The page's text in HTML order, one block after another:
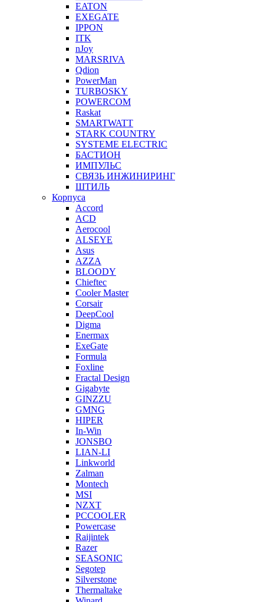
EATON
EXEGATE
IPPON
ITK
nJoy
MARSRIVA
Qdion
PowerMan
TURBOSKY
POWERCOM
Raskat
SMARTWATT
STARK COUNTRY
SYSTEME ELECTRIC
БАСТИОН
ИМПУЛЬС
СВЯЗЬ ИНЖИНИРИНГ
ШТИЛЬ
Корпуса
Accord
ACD
Aerocool
ALSEYE
Asus
AZZA
BLOODY
Chieftec
Cooler Master
Corsair
DeepCool
Digma
Enermax
ExeGate
Formula
Foxline
Fractal Design
Gigabyte
GINZZU
GMNG
HIPER
In-Win
JONSBO
LIAN-LI
Linkworld
Zalman
Montech
MSI
NZXT
PCCOOLER
Powercase
Raijintek
Razer
SEASONIC
Segotep
Silverstone
Thermaltake